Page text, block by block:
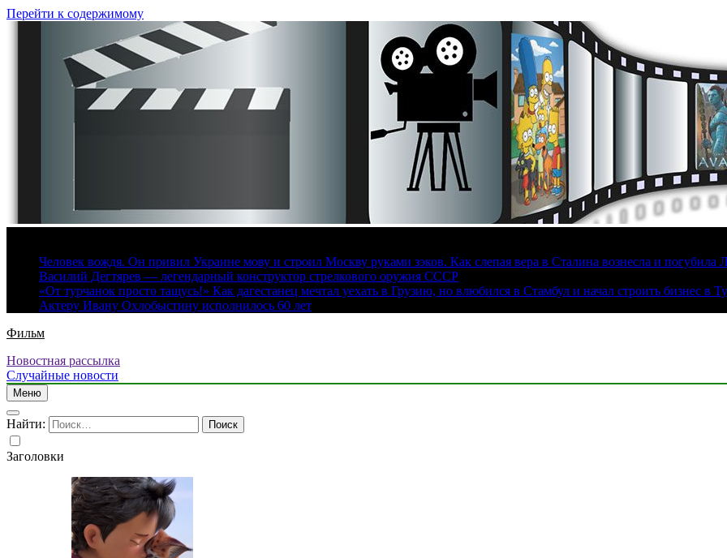
Перейти к содержимому
Человек вождя. Он привил Украине мову и строил Москву руками зэков. Как слепая вера в Сталина вознесла и погубила
Василий Дегтярев — легендарный конструктор стрелкового оружия СССР
«От турчанок просто тащусь!» Как дагестанец мечтал уехать в Грузию, но влюбился в Стамбул и начал строить бизнес в
Актеру Ивану Охлобыстину исполнилось 60 лет
Фильм
Новостная рассылка
Случайные новости
Меню
Найти:
Заголовки